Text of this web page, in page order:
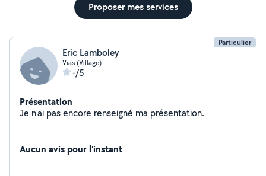
Proposer mes services
Particulier
Eric Lamboley
Vias (Village)
-/5
Présentation
Je n'ai pas encore renseigné ma présentation.
Aucun avis pour l'instant